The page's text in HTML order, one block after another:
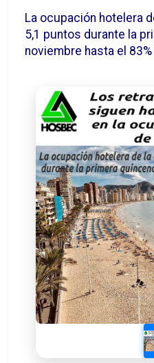
La ocupación hotelera
5,1 puntos durante la
noviembre hasta el 83%